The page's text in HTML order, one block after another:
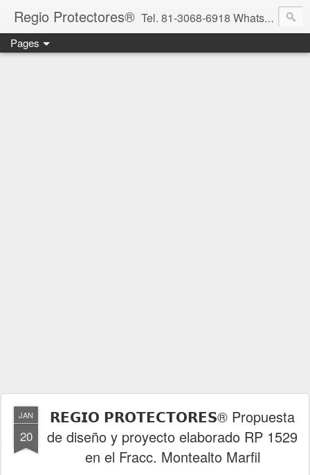
Regio Protectores® Tel. 81-3068-6918 WhatsApp 81-2636-2823 / 33-1145-3780 cotizacionregioprotectores@gmail.com / regioprotectores@gmail.com https://www.facebook.com/RegioProtectores/
Pages
JAN
20
𝗥𝗘𝗚𝗜𝗢 𝗣𝗥𝗢𝗧𝗘𝗖𝗧𝗢𝗥𝗘𝗦® Propuesta
de diseño y proyecto elaborado RP 1529
en el Fracc. Montealto Marfil